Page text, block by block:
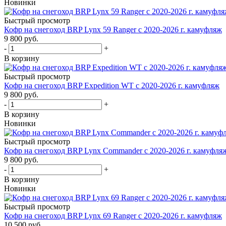
Новинки
Быстрый просмотр
Кофр на снегоход BRP Lynx 59 Ranger с 2020-2026 г. камуфляж
9 800 руб.
-
+
В корзину
Быстрый просмотр
Кофр на снегоход BRP Expedition WT с 2020-2026 г. камуфляж
9 800 руб.
-
+
В корзину
Новинки
Быстрый просмотр
Кофр на снегоход BRP Lynx Commander с 2020-2026 г.
9 800 руб.
-
+
В корзину
Новинки
Быстрый просмотр
Кофр на снегоход BRP Lynx 69 Ranger с 2020-2026 г. камуфляж